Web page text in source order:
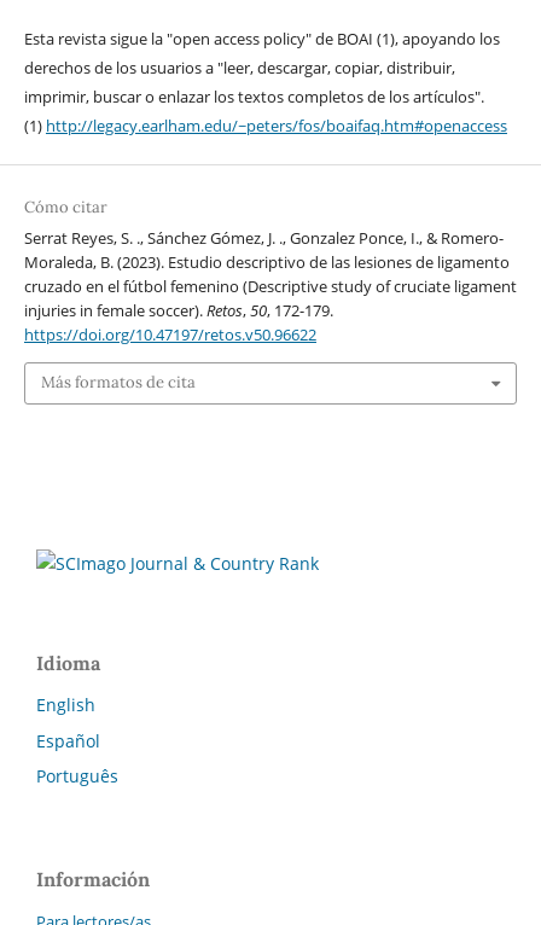
Esta revista sigue la "open access policy" de BOAI (1), apoyando los
derechos de los usuarios a "leer, descargar, copiar, distribuir,
imprimir, buscar o enlazar los textos completos de los artículos".
(1) http://legacy.earlham.edu/~peters/fos/boaifaq.htm#openaccess
Cómo citar
Serrat Reyes, S. ., Sánchez Gómez, J. ., Gonzalez Ponce, I., & Romero-
Moraleda, B. (2023). Estudio descriptivo de las lesiones de ligamento
cruzado en el fútbol femenino (Descriptive study of cruciate ligament
injuries in female soccer).Retos,50, 172-179.
https://doi.org/10.47197/retos.v50.96622
Más formatos de cita
Idioma
English
Español
Português
Información